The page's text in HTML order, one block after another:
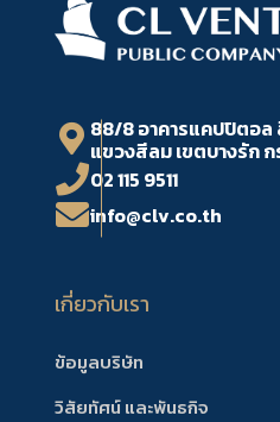
88/8 อาคารแคปปิตอล
แขวงสีลม เขตบางรัก
02 115 9511
info@clv.co.th
เกี่ยวกับเรา
ข้อมูลบริษัท
วิสัยทัศน์ และพันธกิจ